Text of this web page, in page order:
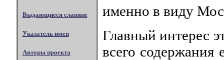
Выдающиеся славяне
Указатель имен
Авторы проекта
именно в виду
Главный интерес
всего содержания